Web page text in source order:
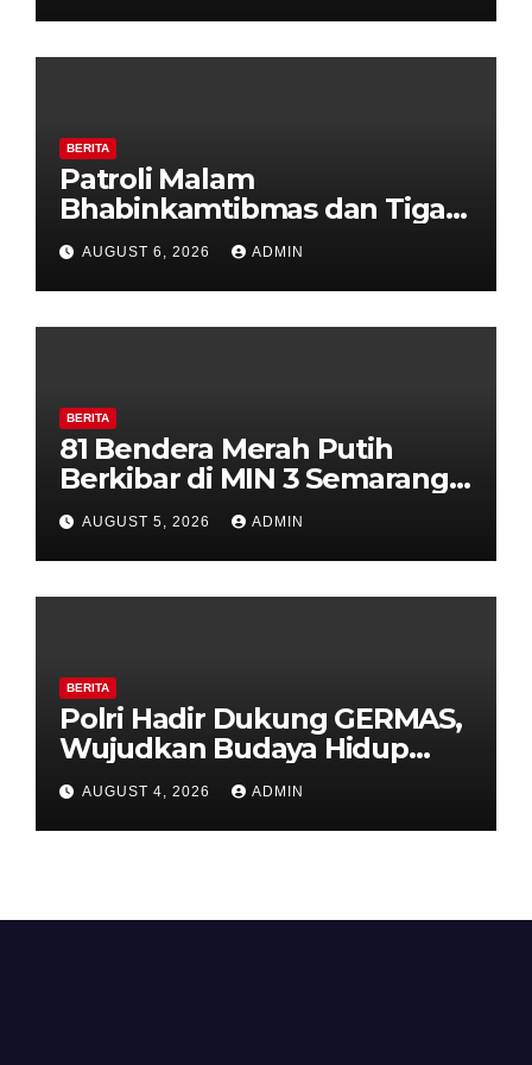
Diajak Aktifkan Ronda
BERITA
Patroli Malam
Bhabinkamtibmas dan Tiga
Pilar Kelurahan Ungaran
Perkuat Kamtibmas, Warga
Diajak Aktifkan Ronda
AUGUST 6, 2026 ADMIN
BERITA
81 Bendera Merah Putih
Berkibar di MIN 3 Semarang,
Bhabinkamtibmas Desa
Timpik Hadiri Peringatan
HUT ke-81 Kemerdekaan RI
AUGUST 5, 2026 ADMIN
BERITA
Polri Hadir Dukung GERMAS,
Wujudkan Budaya Hidup
Sehat di Kecamatan Pabelan
AUGUST 4, 2026 ADMIN